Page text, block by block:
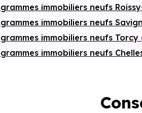
immobiliers neufs
immobiliers neufs
immobiliers neufs Torcy
immobiliers neufs